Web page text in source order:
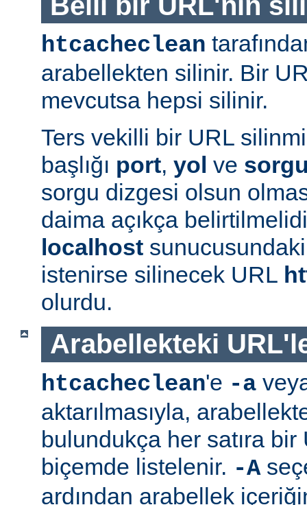
htcacheclean
arabellekten silinir. Bir
mevcutsa hepsi silinir.
Ters vekilli bir URL
başlığı port, yol ve
sorgu dizgesi olsun
daima açıkça
localhost
istenirse silinecek URL
olurdu.
Arabellekteki
htcacheclean'e -a
aktarılmasıyla,
bulundukça her satıra
biçemde listelenir. -A
ardından arabellek